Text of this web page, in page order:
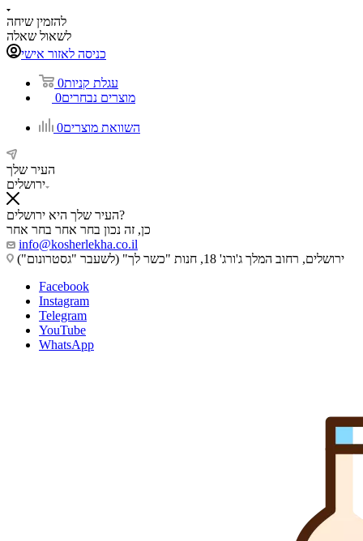
להזמין שיחה
לשאול שאלה
כניסה לאזור אישי
עגלת קניות0
מוצרים נבחרים0
השוואת מוצרים0
העיר שלך
ירושלים
העיר שלך היא ירושלים?
כן, זה נכון בחר אחר בחר אחר
info@kosherlekha.co.il
ירושלים, רחוב המלך ג'ורג' 18, חנות "כשר לך" (לשעבר "גסטרונום")
Facebook
Instagram
Telegram
YouTube
WhatsApp